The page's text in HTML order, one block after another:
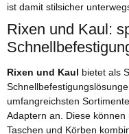
ist damit stilsicher
Rixen und Kaul:
Rixen und Kaul bietet als
umfangreichsten
Adaptern an. Diese
Taschen und Körben